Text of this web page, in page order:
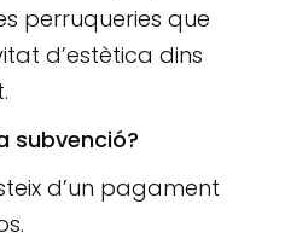
perruqueries que
d’estètica dins
subvenció?
d’un pagament